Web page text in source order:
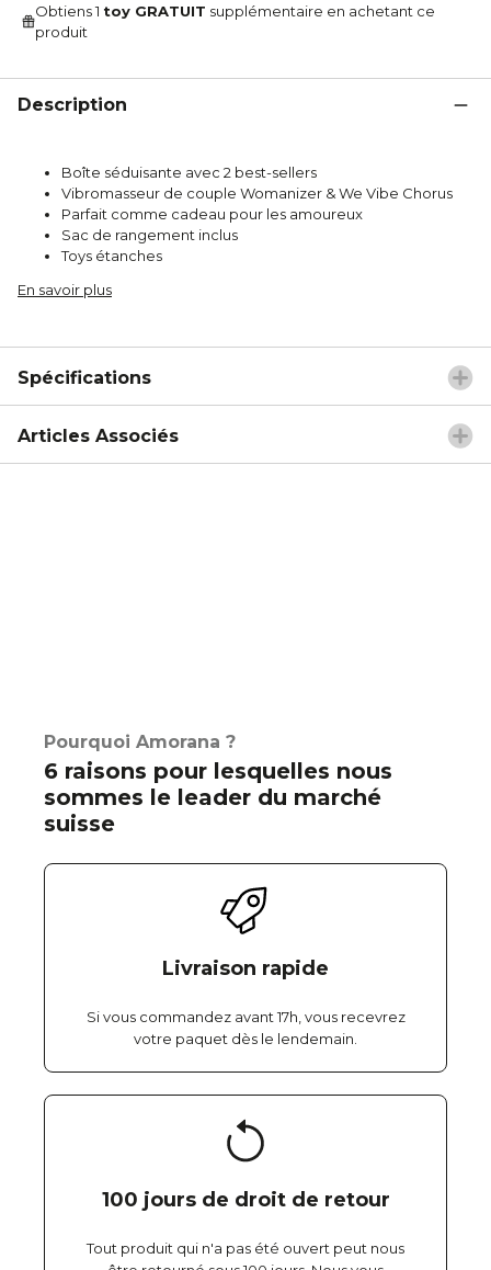
Obtiens 1 toy GRATUIT supplémentaire en achetant ce
produit
Description
Boîte séduisante avec 2 best-sellers
Vibromasseur de couple Womanizer & We Vibe Chorus
Parfait comme cadeau pour les amoureux
Sac de rangement inclus
Toys étanches
En savoir plus
Spécifications
Articles Associés
Pourquoi Amorana ?
6 raisons pour lesquelles nous
sommes le leader du marché
suisse
Livraison rapide
Si vous commandez avant 17h, vous recevrez
votre paquet dès le lendemain.
100 jours de droit de retour
Tout produit qui n'a pas été ouvert peut nous